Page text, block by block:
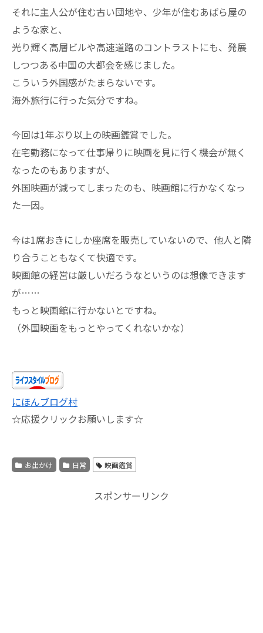
それに主人公が住む古い団地や、少年が住むあばら屋の
ような家と、
光り輝く高層ビルや高速道路のコントラストにも、発展
しつつある中国の大都会を感じました。
こういう外国感がたまらないです。
海外旅行に行った気分ですね。
今回は1年ぶり以上の映画鑑賞でした。
在宅勤務になって仕事帰りに映画を見に行く機会が無く
なったのもありますが、
外国映画が減ってしまったのも、映画館に行かなくなっ
た一因。
今は1席おきにしか座席を販売していないので、他人と隣
り合うこともなくて快適です。
映画館の経営は厳しいだろうなというのは想像できます
が……
もっと映画館に行かないとですね。
（外国映画をもっとやってくれないかな）
にほんブログ村
☆応援クリックお願いします☆
お出かけ 日常 映画鑑賞
スポンサーリンク